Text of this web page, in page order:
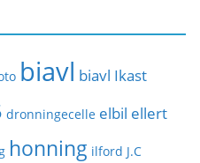
biavl biavl Ikast
dronningecelle elbil ellert
honning ilford J.C